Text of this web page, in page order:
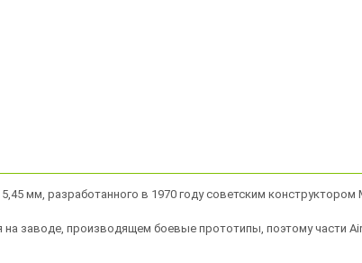
мм, разработанного в 1970 году советским
заводе, производящем боевые прототипы, поэтому части